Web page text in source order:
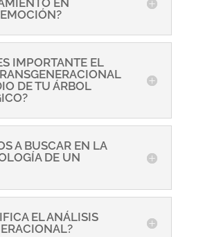
EN
IMPORTANTE EL
DE TU ÁRBOL
A BUSCAR EN LA
DE UN
EL ANÁLISIS